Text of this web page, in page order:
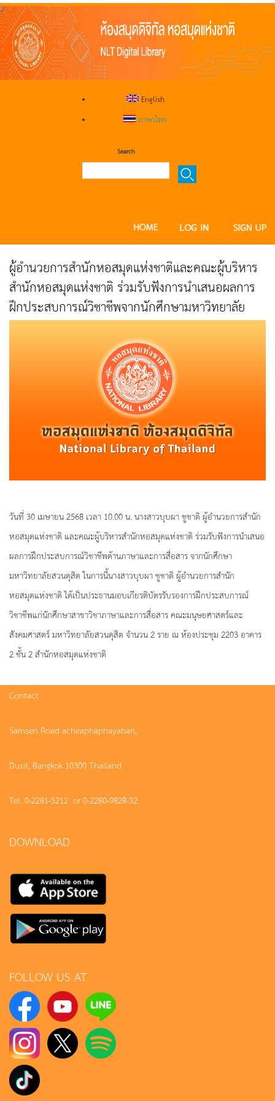
English
ภาษาไทย
Search
ผู้อำนวยการสำนักหอสมุดแห่งชาติและคณะผู้บริหาร
สำนักหอสมุดแห่งชาติ ร่วมรับฟังการนำเสนอผลการ
ฝึกประสบการณ์วิชาชีพจากนักศึกษามหาวิทยาลัย
สวนดุสิต
วันที่ 30 เมษายน 2568 เวลา 10.00 น. นางสาวบุบผา ชูชาติ ผู้อำนวยการสำนัก
หอสมุดแห่งชาติ และคณะผู้บริหารสำนักหอสมุดแห่งชาติ ร่วมรับฟังการนำเสนอ
ผลการฝึกประสบการณ์วิชาชีพด้านภาษาและการสื่อสาร จากนักศึกษา
มหาวิทยาลัยสวนดุสิตในการนี้นางสาวบุบผา ชูชาติ ผู้อำนวยการสำนัก
หอสมุดแห่งชาติ ได้เป็นประธานมอบเกียรติบัตรรับรองการฝึกประสบการณ์
วิชาชีพแก่นักศึกษาสาขาวิชาภาษาและการสื่อสาร คณะมนุษยศาสตร์และ
สังคมศาสตร์ มหาวิทยาลัยสวนดุสิต จำนวน 2 ราย ณ ห้องประชุม 2203 อาคาร
2 ชั้น 2 สำนักหอสมุดแห่งชาติ
Contact
Samsen Road achiraphaphayaban,
Dusit, Bangkok 10300 Thailand
Tel. 0-2281-5212 or 0-2280-9828-32
DOWNLOAD
FOLLOW US AT